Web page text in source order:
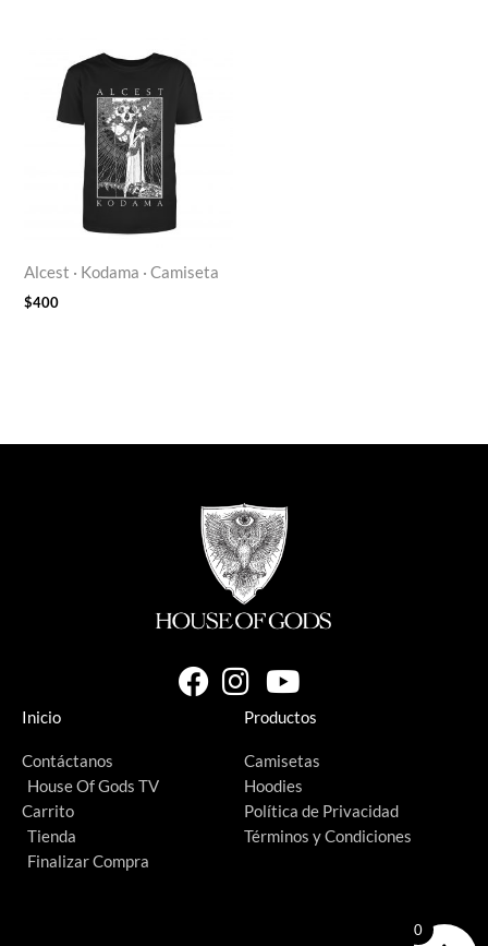
Alcest · Kodama · Camiseta
$400
Inicio
Contáctanos
House Of Gods TV
Productos
Camisetas
Hoodies
Carrito
Tienda
Finalizar Compra
Política de Privacidad
Términos y Condiciones
0